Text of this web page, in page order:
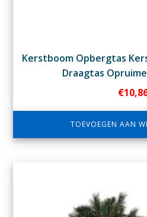
Kerstboom Opbergtas
Draagtas
€
TOEVOEGEN AAN